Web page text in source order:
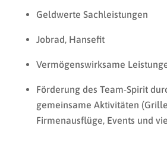
Geldwerte Sachleistungen
Jobrad, Hansefit
Vermögenswirksame
Förderung des Team-Spirit
gemeinsame Aktivitäten
Firmenausflüge, Events und